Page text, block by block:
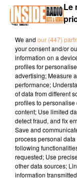
00:33 PAU / Match
vendrdi 16 janvier
www.elan-
00:37
18 janvier au
basque.fr
Le
We and our (447)
your consent and/or
information on a
profiles for
advertising; Measure
performance;
of data from different
profiles to
content; Use limited
detect fraud, and fix
Save and
process personal
following
requested; Use
other data sources;
information